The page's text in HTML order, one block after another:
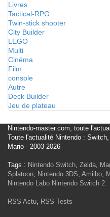
Livres
Tactical-RPG
Twin-stick shooter
City Builder
LEGO
Multi
Cinéma
Film
console
Autre
Deck Builder
Jeu de plateau
Nintendo-master.com, toute
Toute l'actualité Nintendo :
Mario - 2003-2026
Tags : Nintendo Switch, Zelda,
Splatoon, Nintendo 3DS, Amiibo,
Nintendo Labo Nintendo Switch 2
RSS Actu, RSS Tests